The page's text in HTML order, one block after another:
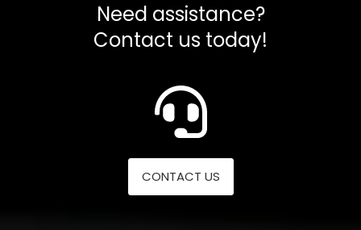
Need assistance?
Contact us today!
CONTACT US